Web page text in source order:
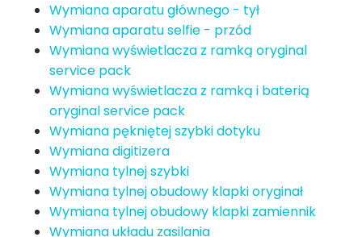
Wymiana aparatu głównego - tył
Wymiana aparatu selfie - przód
Wymiana wyświetlacza z ramką oryginal
service pack
Wymiana wyświetlacza z ramką i baterią
oryginal service pack
Wymiana pękniętej szybki dotyku
Wymiana digitizera
Wymiana tylnej szybki
Wymiana tylnej obudowy klapki oryginał
Wymiana tylnej obudowy klapki zamiennik
Wymiana układu zasilania